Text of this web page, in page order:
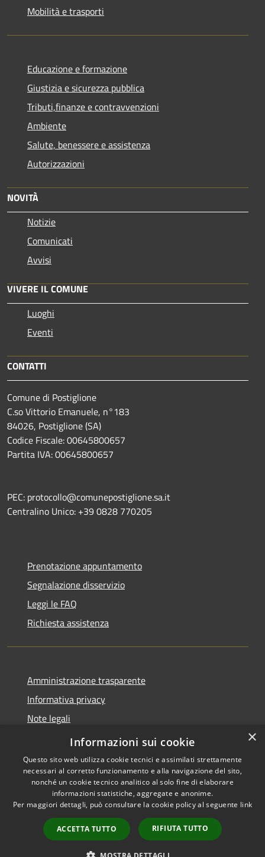
Mobilità e trasporti
Educazione e formazione
Giustizia e sicurezza pubblica
Tributi,finanze e contravvenzioni
Ambiente
Salute, benessere e assistenza
Autorizzazioni
NOVITÀ
Notizie
Comunicati
Avvisi
VIVERE IL COMUNE
Luoghi
Eventi
CONTATTI
Comune di Postiglione
C.so Vittorio Emanuele, n°183
84026, Postiglione (SA)
Codice Fiscale: 00645800657
Partita IVA: 00645800657
PEC: protocollo@comunepostiglione.sa.it
Centralino Unico: +39 0828 770205
Prenotazione appuntamento
Segnalazione disservizio
Leggi le FAQ
Richiesta assistenza
Amministrazione trasparente
Informativa privacy
Note legali
Dichiarazione di accessibilità
Accessibilità
Copyright © 2026 • Comune di
Postiglione • Powered by
Municipium•
Accesso
redazione
×
Informazioni sui cookie
Questo sito web utilizza cookie tecnici e assimilati strettamente
necessari al corretto funzionamento e alla navigazione del sito,
nonché un cookie tecnico analitico al solo fine di elaborare
informazioni statistiche, aggregate e anonime.
Per maggiori dettagli, può consultare la cookie policy al seguente link
ACCETTA TUTTO RIFIUTA TUTTO